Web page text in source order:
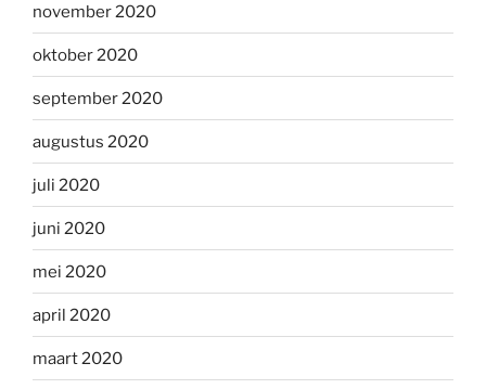
november 2020
oktober 2020
september 2020
augustus 2020
juli 2020
juni 2020
mei 2020
april 2020
maart 2020